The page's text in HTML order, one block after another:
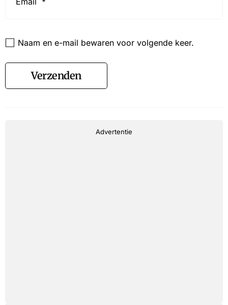
Naam en e-mail bewaren voor volgende keer.
Verzenden
Advertentie